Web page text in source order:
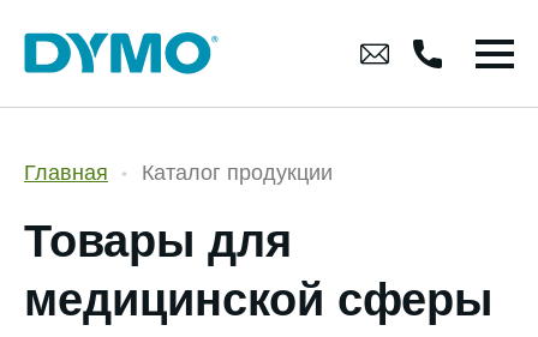
Главная Каталог продукции
Товары для
медицинской сферы